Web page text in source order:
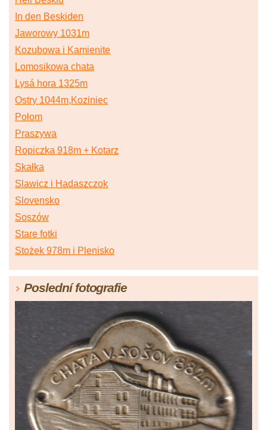
In den Beskiden
Jaworowy 1031m
Kozubowa i Kamienite
Lomosikowa chata
Lysá hora 1325m
Ostry 1044m,Koziniec
Połom
Praszywa
Ropiczka 918m + Kotarz
Skałka
Slawicz i Hadaszczok
Slovensko
Soszów
Stare fotki
Stożek 978m i Plenisko
Poslední fotografie